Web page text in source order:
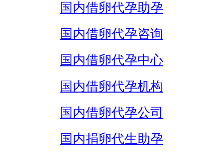
国内借卵代孕助孕
国内借卵代孕咨询
国内借卵代孕中心
国内借卵代孕机构
国内借卵代孕公司
国内捐卵代生助孕